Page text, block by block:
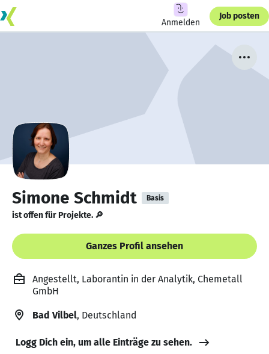
Anmelden
Job posten
Simone Schmidt Basis
ist offen für Projekte. 🔎
Ganzes Profil ansehen
Angestellt, Laborantin in der Analytik, Chemetall
GmbH
Bad Vilbel, Deutschland
Logg Dich ein, um alle Einträge zu sehen.